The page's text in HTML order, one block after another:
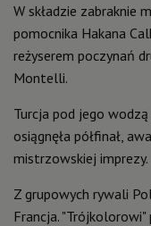
W składzie zabraknie
pomocnika Hakana
reżyserem poczynań
Montelli.
Turcja pod jego
osiągnęła półfinał,
mistrzowskiej imprezy.
Z grupowych rywali
Francja.